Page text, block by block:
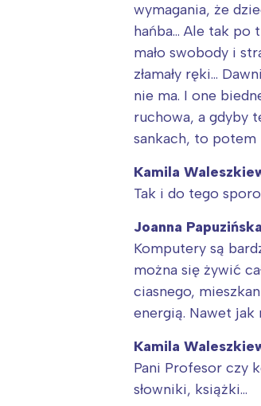
wymagania, że
hańba… Ale tak po
mało swobody i
złamały ręki…
nie ma. I one
ruchowa, a gdyby
sankach, to potem
Kamila
Tak i do tego
Joanna Papuzińska
Komputery są
można się żywić
ciasnego,
energią. Nawet jak
Kamila
Pani Profesor czy
słowniki, książki…